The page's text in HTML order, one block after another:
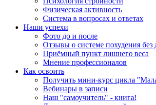
Физическая активность
Система в вопросах и ответах
Наши успехи
Фото до и после
Отзывы о системе похудения без
Приёмный пункт лишнего веса
Мнение профессионалов
Как освоить
Получить мини-курс цикла
Вебинары в записи
Наш "самоучитель" - книга!